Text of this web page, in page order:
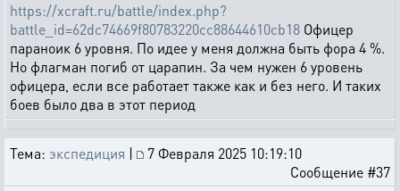
https://xcraft.ru/battle/index.php?
battle_id=62dc74669f80783220cc88644610cb18 Офицер
параноик 6 уровня. По идее у меня должна быть фора 4 %.
Но флагман погиб от царапин. За чем нужен 6 уровень
офицера, если все работает также как и без него. И таких
боев было два в этот период
Тема: экспедиция |
7 Февраля 2025 10:19:10
Сообщение #37